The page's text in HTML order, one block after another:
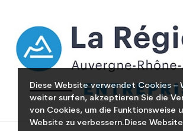
Diese Website verwendet Cookies –
weiter surfen, akzeptieren Sie die
von Cookies, um die Funktionsweise
Website zu verbessern.Diese